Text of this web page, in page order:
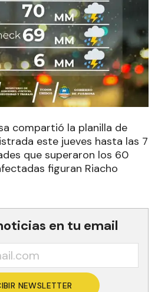
compartió la planilla de
este jueves hasta las 7
que superaron los 60
figuran Riacho
en tu email
NEWSLETTER